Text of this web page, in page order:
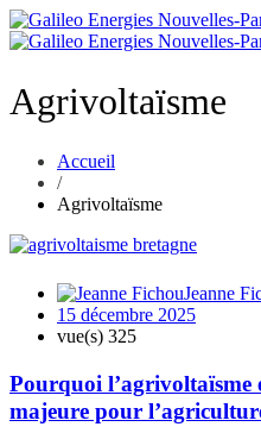
Agrivoltaïsme
Accueil
/
Agrivoltaïsme
Jeanne
15 décembre 2025
vue(s) 325
Pourquoi l’agrivoltaïsme
majeure pour